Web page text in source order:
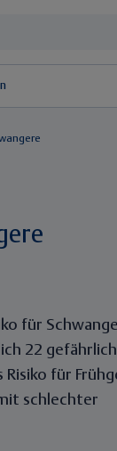
für
22
für
schlechter